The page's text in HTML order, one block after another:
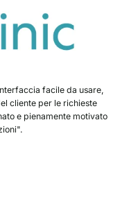
facile da usare,
cliente per le richieste
e pienamente motivato